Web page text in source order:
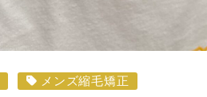
メンズ縮毛矯正